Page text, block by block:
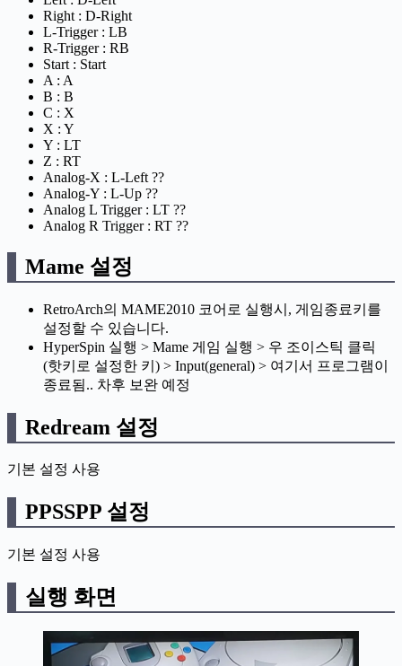
Right : D-Right
L-Trigger : LB
R-Trigger : RB
Start : Start
A : A
B : B
C : X
X : Y
Y : LT
Z : RT
Analog-X : L-Left ??
Analog-Y : L-Up ??
Analog L Trigger : LT ??
Analog R Trigger : RT ??
Mame 설정
RetroArch의 MAME2010 코어로 실행시, 게임종료키를
설정할 수 있습니다.
HyperSpin 실행 > Mame 게임 실행 > 우 조이스틱 클릭
(핫키로 설정한 키) > Input(general) > 여기서 프로그램이
종료됨.. 차후 보완 예정
Redream 설정
기본 설정 사용
PPSSPP 설정
기본 설정 사용
실행 화면